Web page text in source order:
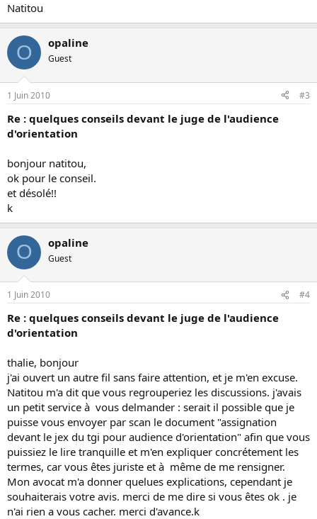
Natitou
O opaline
Guest
1 Juin 2010 #3
Re : quelques conseils devant le juge de l'audience
d'orientation
bonjour natitou,
ok pour le conseil.
et désolé!!
k
O opaline
Guest
1 Juin 2010 #4
Re : quelques conseils devant le juge de l'audience
d'orientation
thalie, bonjour
j'ai ouvert un autre fil sans faire attention, et je m'en excuse.
Natitou m'a dit que vous regrouperiez les discussions. j'avais
un petit service à vous delmander : serait il possible que je
puisse vous envoyer par scan le document "assignation
devant le jex du tgi pour audience d'orientation" afin que vous
puissiez le lire tranquille et m'en expliquer concrétement les
termes, car vous êtes juriste et à même de me rensigner.
Mon avocat m'a donner quelues explications, cependant je
souhaiterais votre avis. merci de me dire si vous êtes ok . je
n'ai rien a vous cacher. merci d'avance.k